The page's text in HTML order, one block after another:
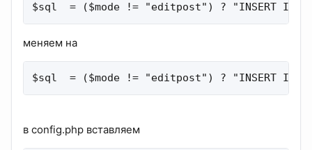
$sql  = ($mode != "editpost") ? "INSERT
меняем на
$sql  = ($mode != "editpost") ? "INSERT
в config.php вставляем